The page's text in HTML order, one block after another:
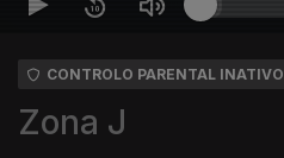
CONTROLO PARENTAL INATIVO
Zona J